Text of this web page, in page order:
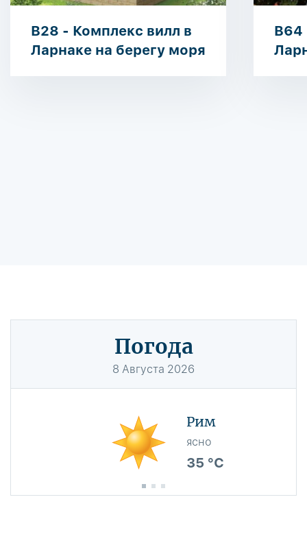
B28 - Комплекс вилл в
Ларнаке на берегу моря
B64
Погода
8 Августа 2026
Рим
ясно
35 °C